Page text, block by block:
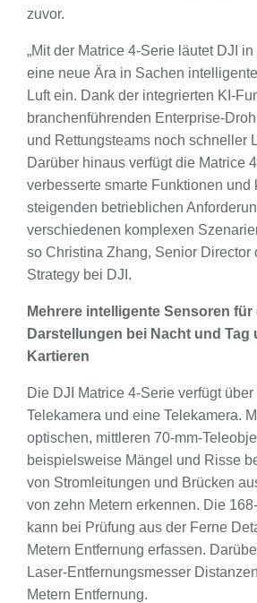
zuvor.
„Mit der Matrice 4-Serie läutet DJI
eine neue Ära in Sachen
Luft ein. Dank der integrierten KI-
branchenführenden Enterprise-
und Rettungsteams noch schneller
Darüber hinaus verfügt die Matrice
verbesserte smarte Funktionen und
steigenden betrieblichen
verschiedenen komplexen
so Christina Zhang, Senior Director
Strategy bei DJI.
Mehrere intelligente Sensoren für
Darstellungen bei Nacht und Tag
Kartieren
Die DJI Matrice 4-Serie verfügt
Telekamera und eine Telekamera.
optischen, mittleren 70-mm-
beispielsweise Mängel und Risse
von Stromleitungen und Brücken
von zehn Metern erkennen. Die
kann bei Prüfung aus der Ferne
Metern Entfernung erfassen.
Laser-Entfernungsmesser
Metern Entfernung.